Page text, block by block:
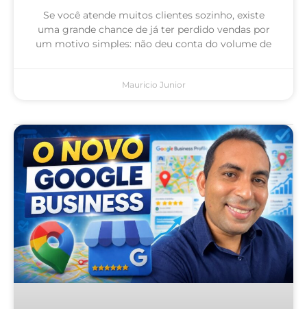
Se você atende muitos clientes sozinho, existe
uma grande chance de já ter perdido vendas por
um motivo simples: não deu conta do volume de
Mauricio Junior